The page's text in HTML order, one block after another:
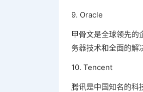
9. Oracle
甲骨文是全球领先的
务器技术和全面的解
10. Tencent
腾讯是中国知名的科